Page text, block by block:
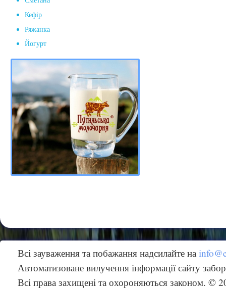
Кефір
Ряжанка
Йогурт
Всі зауваження та побажання надсилайте на
Автоматизоване вилучення інформації сайту
Всі права захищені та охороняються законом. ©